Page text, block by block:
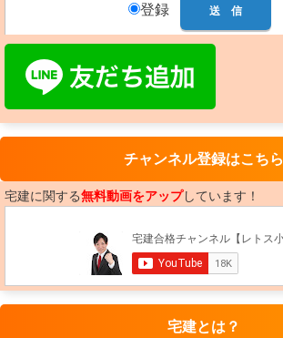
登録
チャンネル登録はこちら
宅建に関する無料動画をアップしています！
宅建とは？